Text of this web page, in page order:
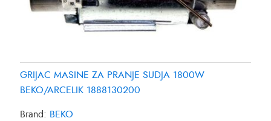
GRIJAC MASINE ZA PRANJE SUDJA 1800W
BEKO/ARCELIK 1888130200
Brand: BEKO